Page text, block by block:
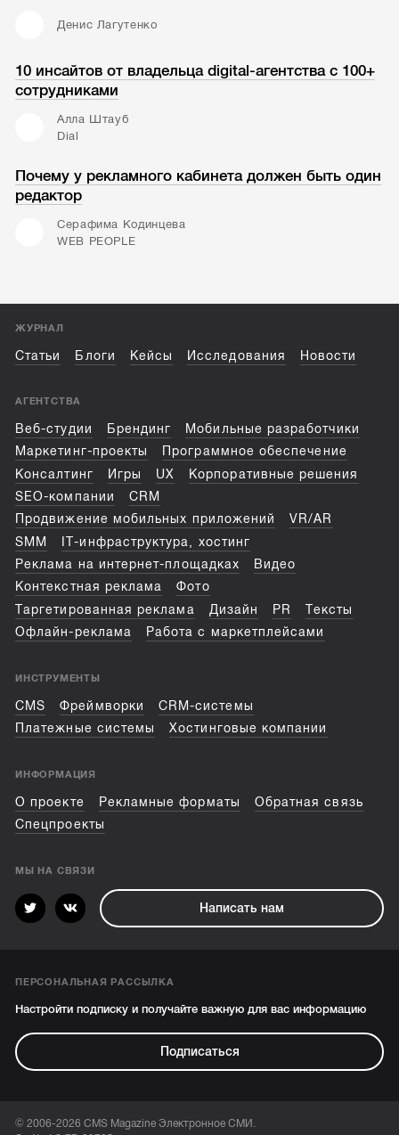
Денис Лагутенко
10 инсайтов от владельца digital-агентства с 100+
сотрудниками
Алла Штауб
Dial
Почему у рекламного кабинета должен быть один
редактор
Серафима Кодинцева
WEB PEOPLE
ЖУРНАЛ
Статьи Блоги Кейсы Исследования Новости
АГЕНТСТВА
Веб-студии Брендинг
Мобильные разработчики
Маркетинг-проекты
Программное обеспечение
Консалтинг
Игры UX
Корпоративные решения
SEO-компании
CRM
Продвижение мобильных приложений
VR/AR
SMM
IT-инфраструктура, хостинг
Реклама на интернет-площадках
Видео
Контекстная реклама
Фото
Таргетированная реклама
Дизайн PR
Тексты
Офлайн-реклама
Работа с маркетплейсами
ИНСТРУМЕНТЫ
CMS Фреймворки
CRM-системы
Платежные системы
Хостинговые компании
ИНФОРМАЦИЯ
О проекте Рекламные форматы
Обратная связь
Спецпроекты
МЫ НА СВЯЗИ
Написать нам
ПЕРСОНАЛЬНАЯ РАССЫЛКА
Настройти подписку и получайте важную для вас информацию
Подписаться
© 2006-2026 CMS Magazine Электронное СМИ.